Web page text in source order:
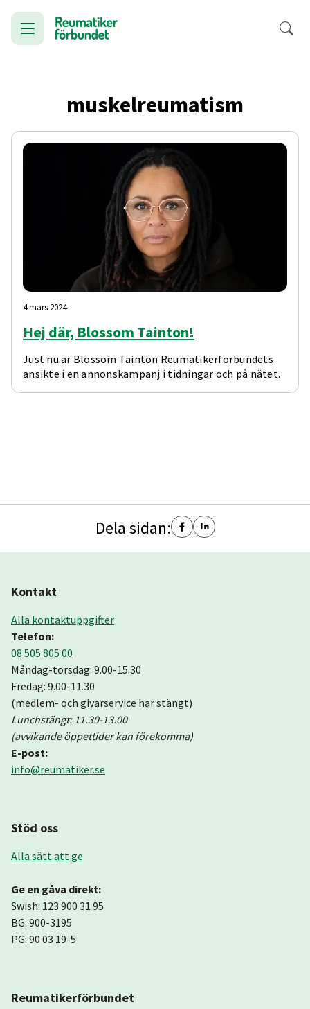
muskelreumatism
4 mars 2024
Hej där, Blossom Tainton!
Just nu är Blossom Tainton Reumatikerförbundets
ansikte i en annonskampanj i tidningar och på nätet.
Dela sidan:
Kontakt
Alla kontaktuppgifter
Telefon:
08 505 805 00
Måndag-torsdag: 9.00-15.30
Fredag: 9.00-11.30
(medlem- och givarservice har stängt)
Lunchstängt: 11.30-13.00
(avvikande öppettider kan förekomma)
E-post:
info@reumatiker.se
Stöd oss
Alla sätt att ge
Ge en gåva direkt:
Swish: 123 900 31 95
BG: 900-3195
PG: 90 03 19-5
Reumatikerförbundet